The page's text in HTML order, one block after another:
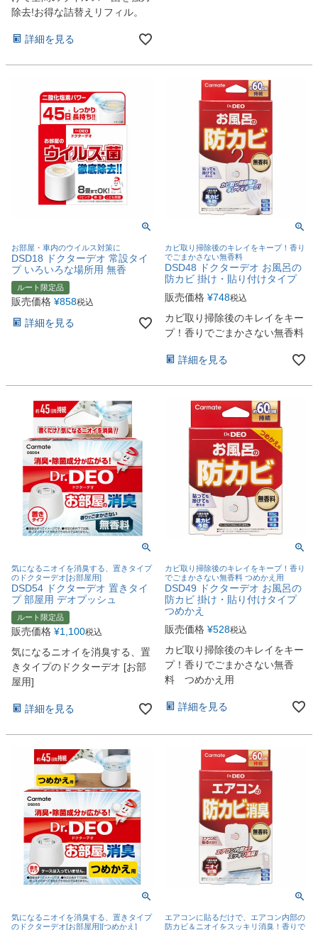
除去!お得な詰替えリフィル。
詳細を見る
お部屋・車内のウイルス対策に
DSD18 ドクターデオ 常設タイ
プ いろいろな場所用 無香
ルート限定品
販売価格 ¥858税込
詳細を見る
カビ取り掃除後のキレイをキープ！香り
でごまかさない無香料
DSD48 ドクターデオ お風呂の
防カビ 掛け・貼り付けタイプ
販売価格 ¥748税込
カビ取り掃除後のキレイをキー
プ！香りでごまかさない無香料
詳細を見る
気になるニオイを消臭する、置きタイプ
のドクターデオ[お部屋用]
DSD54 ドクターデオ 置きタイ
プ 部屋用 デオプッシュ
ルート限定品
販売価格 ¥1,100税込
気になるニオイを消臭する、置
きタイプのドクターデオ [お部
屋用]
詳細を見る
カビ取り掃除後のキレイをキープ！香り
でごまかさない無香料 つめかえ用
DSD49 ドクターデオ お風呂の
防カビ 掛け・貼り付けタイプ
つめかえ
販売価格 ¥528税込
カビ取り掃除後のキレイをキー
プ！香りでごまかさない無香
料 つめかえ用
詳細を見る
気になるニオイを消臭する、置きタイプ
のドクターデオ[お部屋用][つめかえ]
エアコンに貼るだけで、エアコン内部の
防カビ＆ニオイをスッキリ消臭！香りで